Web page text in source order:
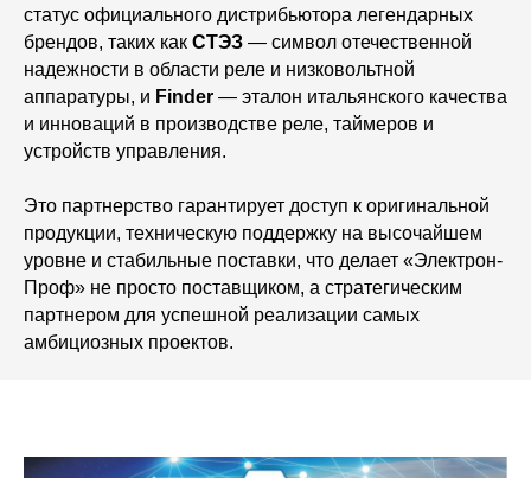
статус официального дистрибьютора легендарных
брендов, таких как СТЭЗ — символ отечественной
надежности в области реле и низковольтной
аппаратуры, и Finder — эталон итальянского качества
и инноваций в производстве реле, таймеров и
устройств управления.
Это партнерство гарантирует доступ к оригинальной
продукции, техническую поддержку на высочайшем
уровне и стабильные поставки, что делает «Электрон-
Проф» не просто поставщиком, а стратегическим
партнером для успешной реализации самых
амбициозных проектов.